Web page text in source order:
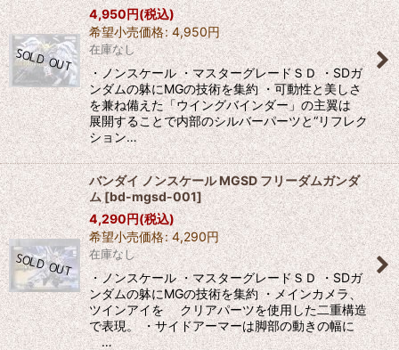
4,950円(税込)
希望小売価格: 4,950円
在庫なし
・ノンスケール ・マスターグレードＳＤ ・SDガ
ンダムの躰にMGの技術を集約 ・可動性と美しさ
を兼ね備えた「ウイングバインダー」の主翼は
展開することで内部のシルバーパーツと“リフレク
ション…
バンダイ ノンスケール MGSD フリーダムガンダ
ム[bd-mgsd-001]
4,290円(税込)
希望小売価格: 4,290円
在庫なし
・ノンスケール ・マスターグレードＳＤ ・SDガ
ンダムの躰にMGの技術を集約 ・メインカメラ、
ツインアイを クリアパーツを使用した二重構造
で表現。 ・サイドアーマーは脚部の動きの幅に
…